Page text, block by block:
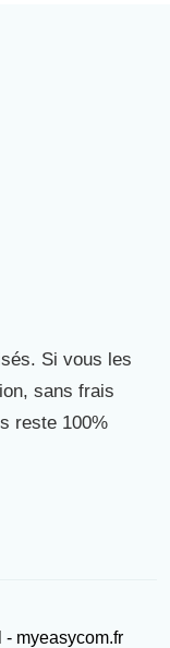
Si vous les
sans frais
reste 100%
myeasycom.fr